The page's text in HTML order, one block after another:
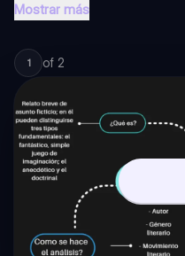
Mostrar más
1 of 2